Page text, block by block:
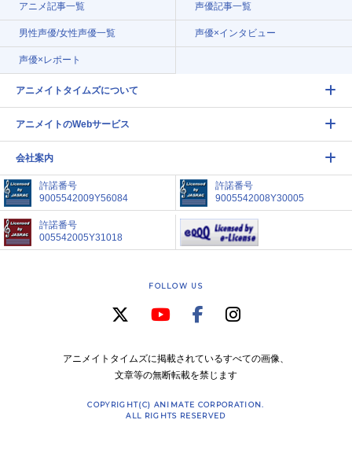
アニメ記事一覧 声優記事一覧
男性声優/女性声優一覧 声優×インタビュー
声優×レポート
アニメイトタイムズについて
アニメイトのWebサービス
会社案内
許諾番号
9005542009Y56084
許諾番号
9005542008Y30005
許諾番号
005542005Y31018
FOLLOW US
アニメイトタイムズに掲載されているすべての画像、
文章等の無断転載を禁じます
COPYRIGHT(C) ANIMATE CORPORATION.
ALL RIGHTS RESERVED